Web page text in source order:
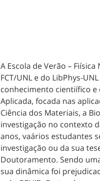
A Escola de Verão –
FCT/UNL e do LibPhys-
conhecimento cientiífico e
Aplicada, focada nas
Ciência dos Materiais, a
investigação no contexto
anos, vaários estudantes
investigação ou da sua
Doutoramento. Sendo
sua dinâmica foi